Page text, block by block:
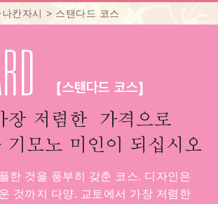
칸자시 > 스탠다드 코스
한 것을 풍부히 갖춘 코스. 디자인은
것까지 다양. 교토에서 가장 저렴한